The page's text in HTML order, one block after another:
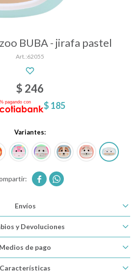
BUBA - jirafa pastel
62055
$ 246
$ 185
Variantes:
 
Envíos
y Devoluciones
Medios de pago
Características
infancia